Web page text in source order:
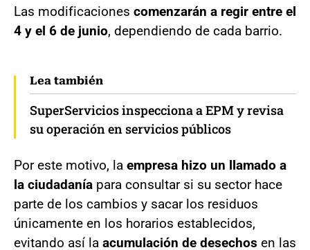
Las modificaciones comenzarán a regir entre el
4 y el 6 de junio, dependiendo de cada barrio.
Lea también
SuperServicios inspecciona a EPM y revisa
su operación en servicios públicos
Por este motivo, la empresa hizo un llamado a
la ciudadanía para consultar si su sector hace
parte de los cambios y sacar los residuos
únicamente en los horarios establecidos,
evitando así la acumulación de desechos en las